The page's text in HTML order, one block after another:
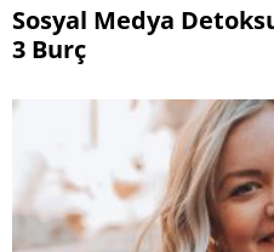
Sosyal Medya
3 Burç